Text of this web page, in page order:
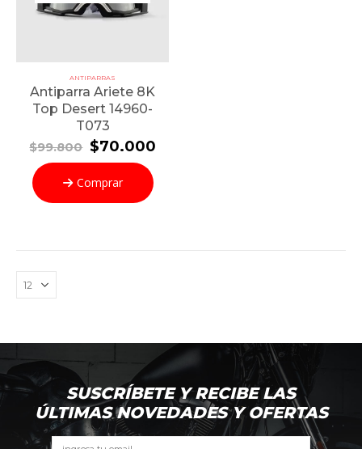
ANTIPARRAS
Antiparra Ariete 8K
Top Desert 14960-
T073
$99.800 El
precio
original
era:
$99.800.
$70.000El
Comprar
SUSCRÍBETE Y RECIBE LAS
ÚLTIMAS NOVEDADES Y OFERTAS